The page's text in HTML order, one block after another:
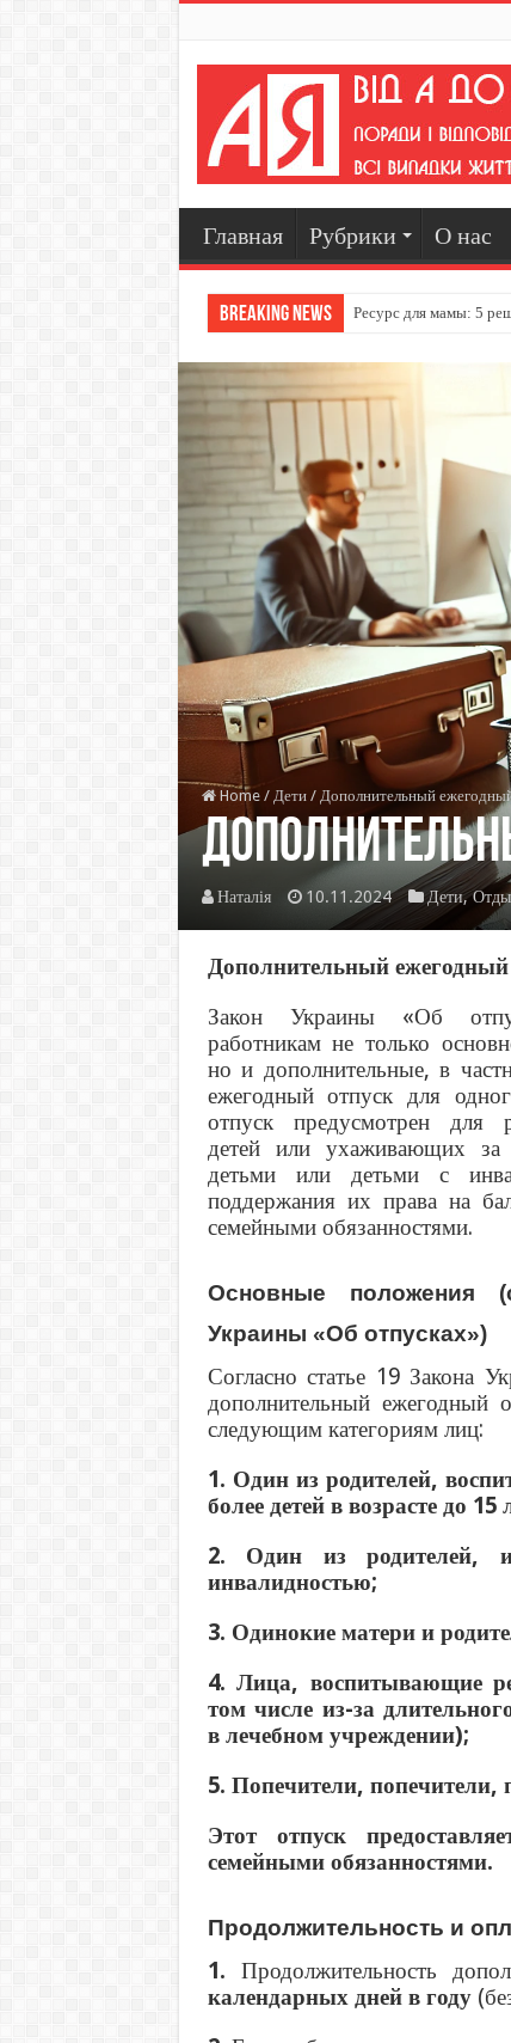
Главная Рубрики О нас
Breaking News Ресурс для мамы: 5
Home / Дети / Дополнительный
Наталія 10.11.2024 Дети,
Дополнительный ежегодный
Закон Украины «Об
работникам не только
но и дополнительные, в
ежегодный отпуск для
отпуск предусмотрен для
детей или ухаживающих за
детьми или детьми с
поддержания их права на
семейными обязанностями.
Основные положения
Украины «Об отпусках»)
Согласно статье 19 Закона
дополнительный ежегодный
следующим категориям лиц:
1. Один из родителей,
более детей в возрасте до 15
2. Один из родителей,
инвалидностью;
3. Одинокие матери и
4. Лица, воспитывающие
том числе из-за
в лечебном учреждении);
5. Попечители, попечители,
Этот отпуск
семейными обязанностями.
Продолжительность и
1. Продолжительность
календарных дней в году